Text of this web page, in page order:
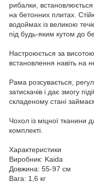
рибалки,
на бетонних плитах.
водоймах із великою
під будь-яким кутом до
Настроюється за
встановлення навіть на
Рама розсувається,
затискачів і дає змогу
складеному стані
Чохол із міцної тканини
комплекті.
Характеристики
Виробник: Kaida
Довжина: 55-97 см
Вага: 1,6 кг